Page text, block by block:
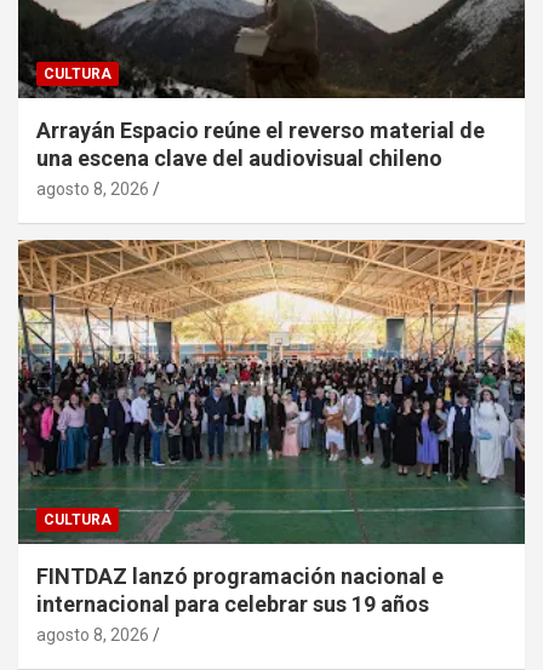
CULTURA
Arrayán Espacio reúne el reverso material de
una escena clave del audiovisual chileno
agosto 8, 2026
CULTURA
FINTDAZ lanzó programación nacional e
internacional para celebrar sus 19 años
agosto 8, 2026